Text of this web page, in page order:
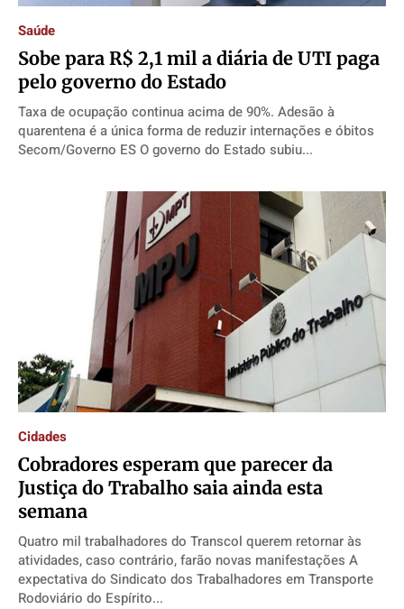
Saúde
Sobe para R$ 2,1 mil a diária de UTI paga
pelo governo do Estado
Taxa de ocupação continua acima de 90%. Adesão à
quarentena é a única forma de reduzir internações e óbitos
Secom/Governo ES O governo do Estado subiu...
Cidades
Cobradores esperam que parecer da
Justiça do Trabalho saia ainda esta
semana
Quatro mil trabalhadores do Transcol querem retornar às
atividades, caso contrário, farão novas manifestações A
expectativa do Sindicato dos Trabalhadores em Transporte
Rodoviário do Espírito...